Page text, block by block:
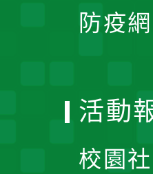
防疫
活動
校園